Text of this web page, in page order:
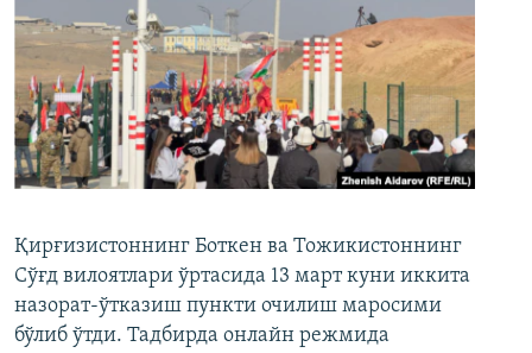
Қирғизистоннинг Боткен ва Тожикистоннинг
Сўғд вилоятлари ўртасида 13 март куни иккита
назорат-ўтказиш пункти очилиш маросими
бўлиб ўтди. Тадбирда онлайн режмида